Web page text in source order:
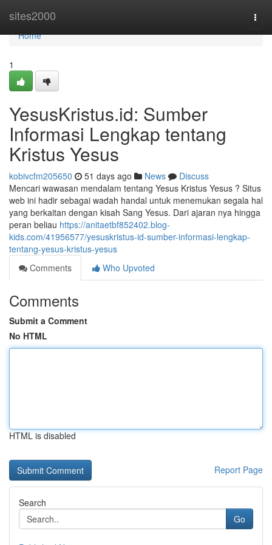
sites2000
Home
Home
1
YesusKristus.id: Sumber
Informasi Lengkap tentang
Kristus Yesus
kobivcfm205650 51 days ago News
Discuss
Mencari wawasan mendalam tentang Yesus Kristus Yesus ? Situs
web ini hadir sebagai wadah handal untuk menemukan segala hal
yang berkaitan dengan kisah Sang Yesus. Dari ajaran nya hingga
peran beliau https://anitaetbf852402.blog-
kids.com/41956577/yesuskristus-id-sumber-informasi-lengkap-
tentang-yesus-kristus-yesus
Comments
Who Upvoted
Comments
Submit a Comment
No HTML
HTML is disabled
Report Page
Search
Go